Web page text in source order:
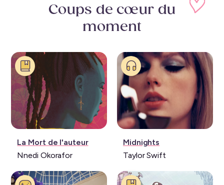
Coups de cœur du
moment
Livre:
La Mort de l'auteur
Nnedi Okorafor
Musique:
Midnights
Taylor Swift